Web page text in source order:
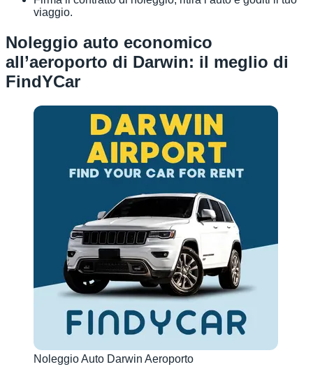
viaggio.
Noleggio auto economico
all’aeroporto di Darwin: il meglio di
FindYCar
Noleggio Auto Darwin Aeroporto